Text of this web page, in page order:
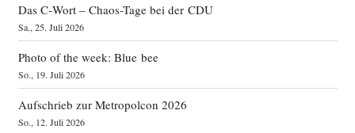
Das C‑Wort – Chaos-Tage bei der CDU
Sa., 25. Juli 2026
Photo of the week: Blue bee
So., 19. Juli 2026
Aufschrieb zur Metropolcon 2026
So., 12. Juli 2026